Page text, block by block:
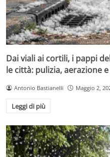
Dai viali ai cortili, i pappi
le città: pulizia, aerazione
Antonio Bastianelli Maggio 2,
Leggi di più